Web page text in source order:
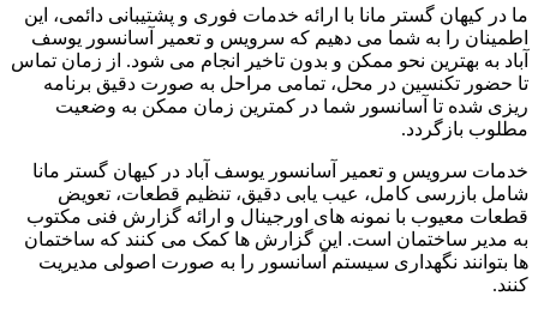
ما در کیهان گستر مانا با ارائه خدمات فوری و پشتیبانی دائمی، این
اطمینان را به شما می دهیم که سرویس و تعمیر آسانسور یوسف
آباد به بهترین نحو ممکن و بدون تاخیر انجام می شود. از زمان تماس
تا حضور تکنسین در محل، تمامی مراحل به صورت دقیق برنامه
ریزی شده تا آسانسور شما در کمترین زمان ممکن به وضعیت
مطلوب بازگردد.
خدمات سرویس و تعمیر آسانسور یوسف آباد در کیهان گستر مانا
شامل بازرسی کامل، عیب یابی دقیق، تنظیم قطعات، تعویض
قطعات معیوب با نمونه های اورجینال و ارائه گزارش فنی مکتوب
به مدیر ساختمان است. این گزارش ها کمک می کنند که ساختمان
ها بتوانند نگهداری سیستم آسانسور را به صورت اصولی مدیریت
کنند.